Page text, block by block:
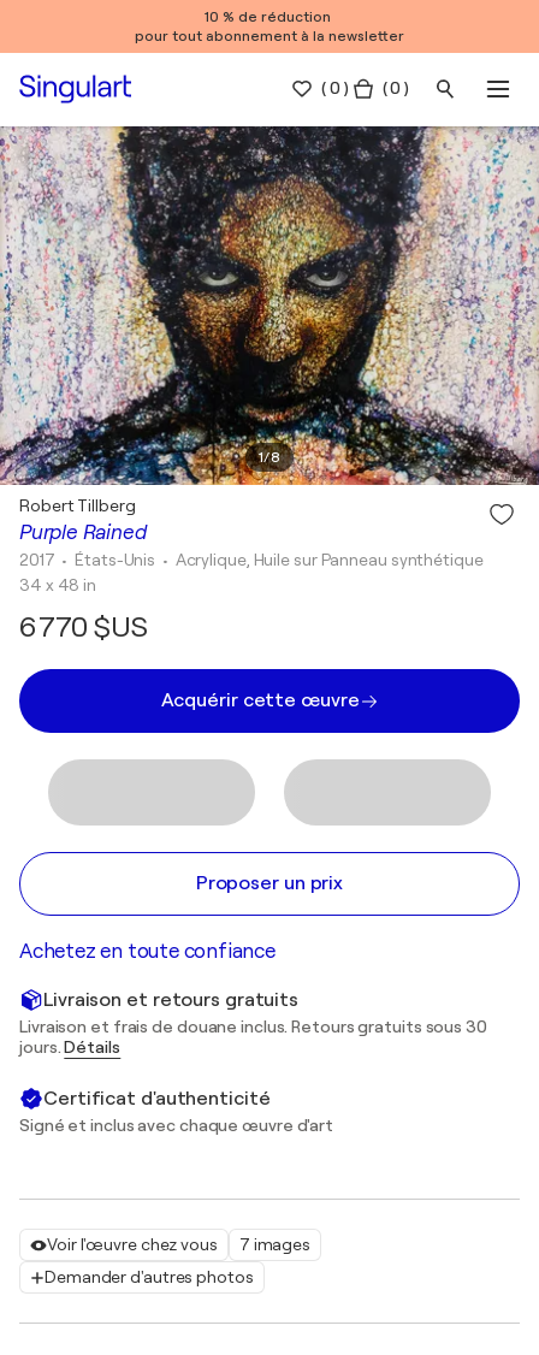
10 % de réduction
pour tout abonnement à la newsletter
(0 ) ( 0 )
1/8
Voir l'œuvre chez vous
7 images
Demander d'autres photos
Purple Rained
Robert Tillberg
2017 • États-Unis • Acrylique, Huile sur Panneau synthétique
34 x 48 in
6 770 $US
Acquérir cette œuvre
Proposer un prix
Achetez en toute confiance
Livraison et retours gratuits
Livraison et frais de douane inclus. Retours gratuits sous 30
jours.Détails
Certificat d'authenticité
Signé et inclus avec chaque œuvre d'art